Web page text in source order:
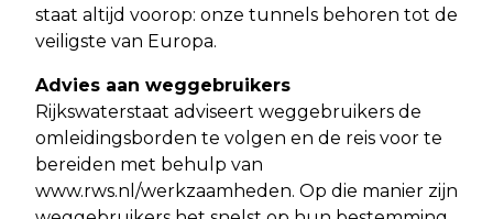
staat altijd voorop: onze tunnels behoren tot de
veiligste van Europa.
Advies aan weggebruikers
Rijkswaterstaat adviseert weggebruikers de
omleidingsborden te volgen en de reis voor te
bereiden met behulp van
www.rws.nl/werkzaamheden. Op die manier zijn